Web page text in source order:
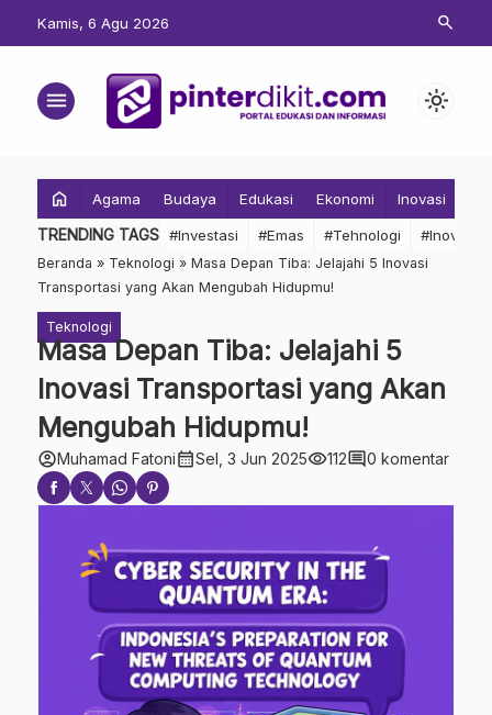
Kamis, 6 Agu 2026 search
menu light_mode
home Agama Budaya Edukasi Ekonomi Inovasi
TRENDING TAGS #Investasi #Emas #Tehnologi #Inovasi
Beranda » Teknologi » Masa Depan Tiba: Jelajahi 5 Inovasi
Transportasi yang Akan Mengubah Hidupmu!
Teknologi
Masa Depan Tiba: Jelajahi 5
Inovasi Transportasi yang Akan
Mengubah Hidupmu!
account_circleMuhamad Fatonicalendar_monthSel, 3 Jun 2025visibility112comment0 komentar